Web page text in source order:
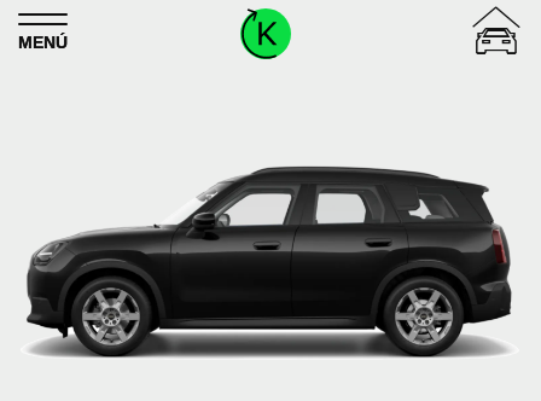
Skip to content
MENÚ